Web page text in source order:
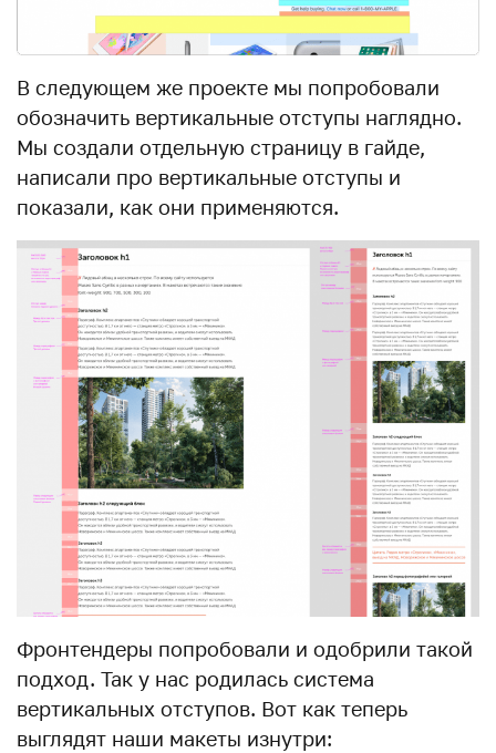
В следующем же проекте мы попробовали
обозначить вертикальные отступы наглядно.
Мы создали отдельную страницу в гайде,
написали про вертикальные отступы и
показали, как они применяются.
Фронтендеры попробовали и одобрили такой
подход. Так у нас родилась система
вертикальных отступов. Вот как теперь
выглядят наши макеты изнутри: